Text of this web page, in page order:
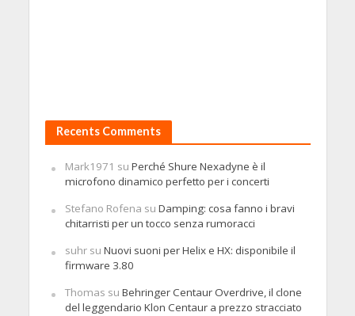
Recents Comments
Mark1971 su Perché Shure Nexadyne è il
microfono dinamico perfetto per i concerti
Stefano Rofena su Damping: cosa fanno i bravi
chitarristi per un tocco senza rumoracci
suhrsu Nuovi suoni per Helix e HX: disponibile il
firmware 3.80
Thomas su Behringer Centaur Overdrive, il clone
del leggendario Klon Centaur a prezzo stracciato